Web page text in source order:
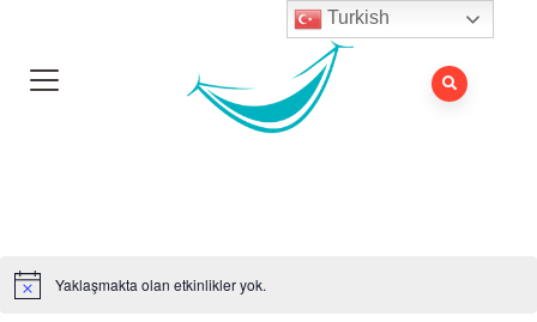
Yaklaşmakta olan etkinlikler yok.
Turkish